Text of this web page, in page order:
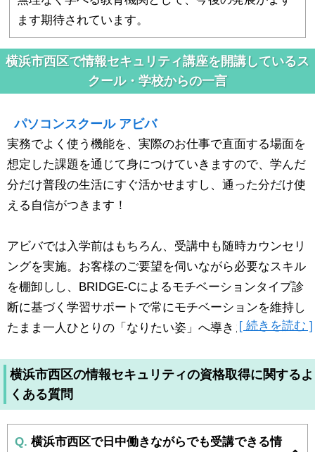
ます期待されています。
横浜市西区で情報セキュリティ講座を開講しているス
クール・学校からの一言
パソコンスクール アビバ
実務でよく使う機能を、実際のお仕事で直面する場面を
想定した課題を通じて身につけていきますので、学んだ
分だけ普段の生活にすぐ活かせますし、通った分だけ使
える自信がつきます！
アビバでは入学前はもちろん、受講中も随時カウンセリ
ングを実施。お客様のご要望を伺いながら必要なスキル
を棚卸しし、BRIDGE-Cによるモチベーションタイプ診
断に基づく学習サポートで常にモチベーションを維持し
たまま一人ひとりの「なりたい姿」へ導きます！[ 続きを読む ]
横浜市西区の情報セキュリティの資格取得に関するよ
くある質問
Q. 横浜市西区で日中働きながらでも受講できる情